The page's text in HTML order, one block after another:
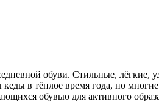
обуви. Стильные, лёгкие,
в тёплое время года, но
обувью для активного